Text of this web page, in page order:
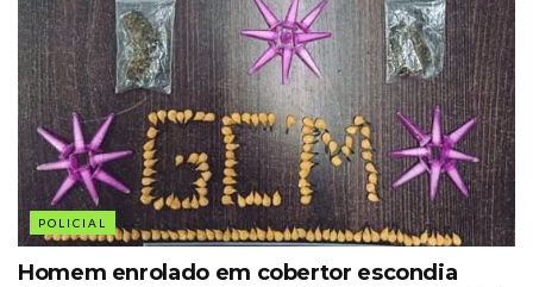
POLICIAL
Homem enrolado em cobertor escondia